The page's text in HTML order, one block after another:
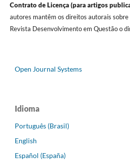
Contrato de Licença (para artigos
autores mantêm os direitos autorais sobre
Revista Desenvolvimento em Questão o
Open Journal Systems
Idioma
Português (Brasil)
English
Español (España)